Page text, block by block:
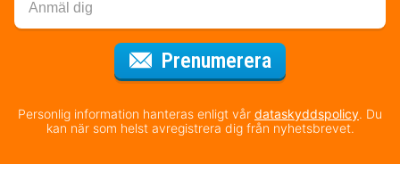
Prenumerera
Personlig information hanteras enligt vår dataskyddspolicy. Du
kan när som helst avregistrera dig från nyhetsbrevet.